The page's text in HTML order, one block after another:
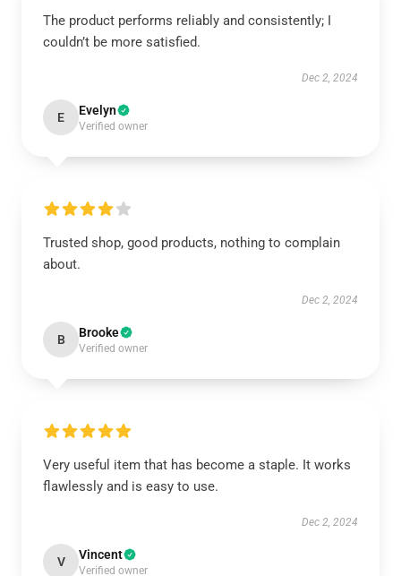
The product performs reliably and consistently; I
couldn’t be more satisfied.
Dec 2, 2024
E Evelyn
Verified owner
Trusted shop, good products, nothing to complain
about.
Dec 2, 2024
B Brooke
Verified owner
Very useful item that has become a staple. It works
flawlessly and is easy to use.
Dec 2, 2024
V Vincent
Verified owner